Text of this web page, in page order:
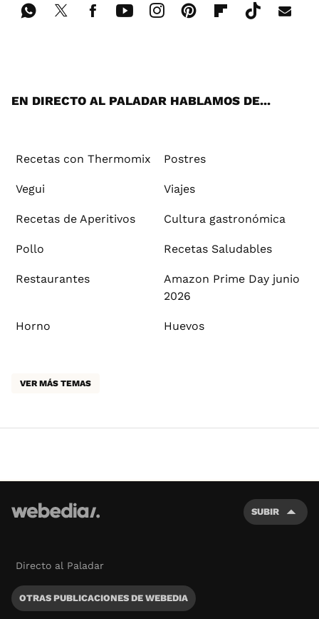
EN DIRECTO AL PALADAR HABLAMOS DE...
Recetas con Thermomix Postres
Vegui Viajes
Recetas de Aperitivos Cultura gastronómica
Pollo Recetas Saludables
Restaurantes
Amazon Prime Day junio
2026
Horno Huevos
VER MÁS TEMAS
SUBIR
Directo al Paladar
OTRAS PUBLICACIONES DE WEBEDIA